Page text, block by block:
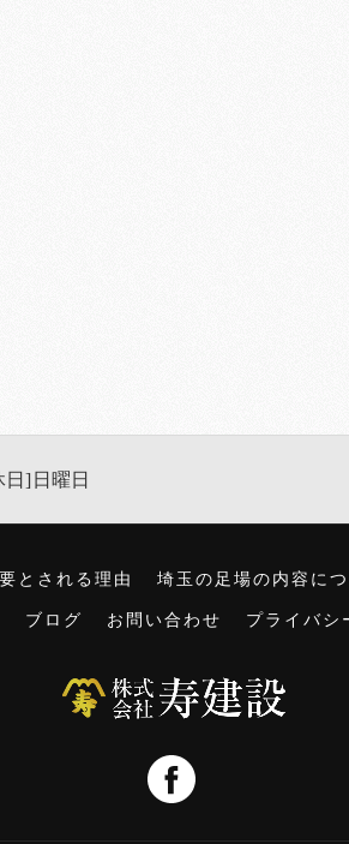
]日曜日
とされる理由 埼玉の足場の内容に
ブログ お問い合わせ プライバシ